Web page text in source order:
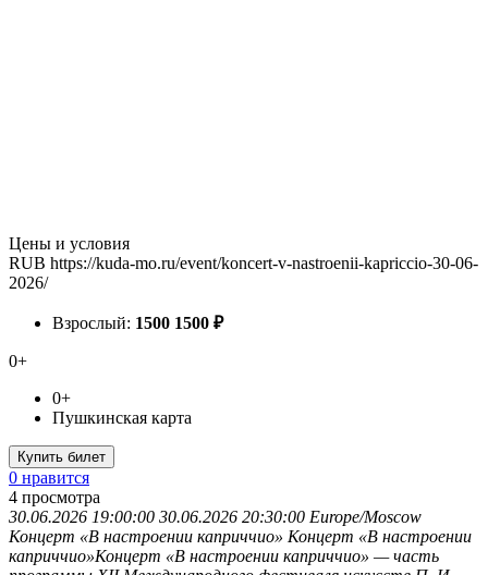
Цены и условия
RUB https://kuda-mo.ru/event/koncert-v-nastroenii-kapriccio-30-06-
2026/
Взрослый: 1500 1500 ₽
0+
0+
Пушкинская карта
Купить билет
0 нравится
4 просмотра
30.06.2026 19:00:00 30.06.2026 20:30:00 Europe/Moscow
Концерт «В настроении каприччио» Концерт «В настроении
каприччио»Концерт «В настроении каприччио» — часть